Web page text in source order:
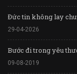
Đức tin không lay
29-04-2026
Bước đi trong yêu
09-08-2019